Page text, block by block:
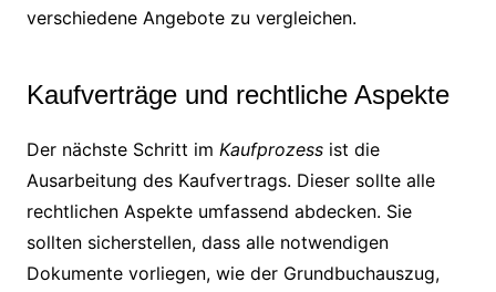
verschiedene Angebote zu vergleichen.
Kaufverträge und rechtliche Aspekte
Der nächste Schritt im Kaufprozessist die
Ausarbeitung des Kaufvertrags. Dieser sollte alle
rechtlichen Aspekte umfassend abdecken. Sie
sollten sicherstellen, dass alle notwendigen
Dokumente vorliegen, wie der Grundbuchauszug,